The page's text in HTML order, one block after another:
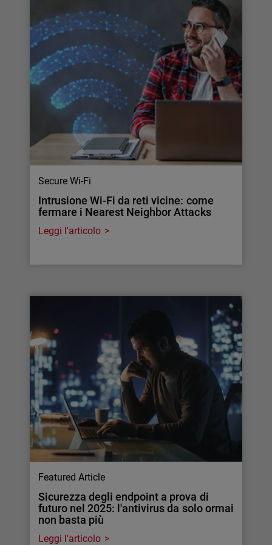
Secure Wi-Fi
Intrusione Wi-Fi da reti vicine: come
fermare i Nearest Neighbor Attacks
Leggi l'articolo
Featured Article
Sicurezza degli endpoint a prova di
futuro nel 2025: l'antivirus da solo ormai
non basta più
Leggi l'articolo